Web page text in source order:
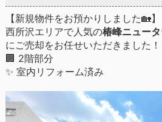
【新規物件をお預かりしました🏡】
西所沢エリアで人気の椿峰ニュー
にご売却をお任せいただきました！
🏢 2階部分
✨ 室内リフォーム済み